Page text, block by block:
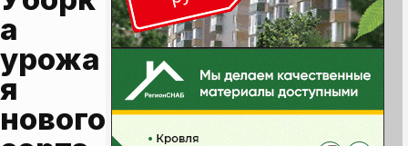
а
урожа
я
нового